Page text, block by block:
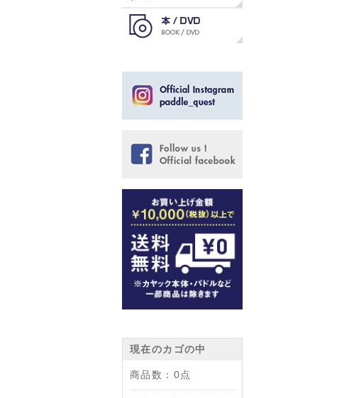
現在のカゴの中
商品数： 0点